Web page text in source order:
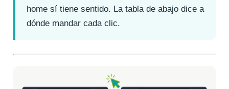
home sí tiene sentido. La tabla de abajo dice a
dónde mandar cada clic.